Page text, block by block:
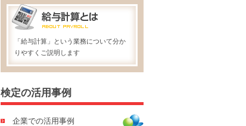
「給与計算」という業務について分か
りやすくご説明します
検定の活用事例
企業での活用事例